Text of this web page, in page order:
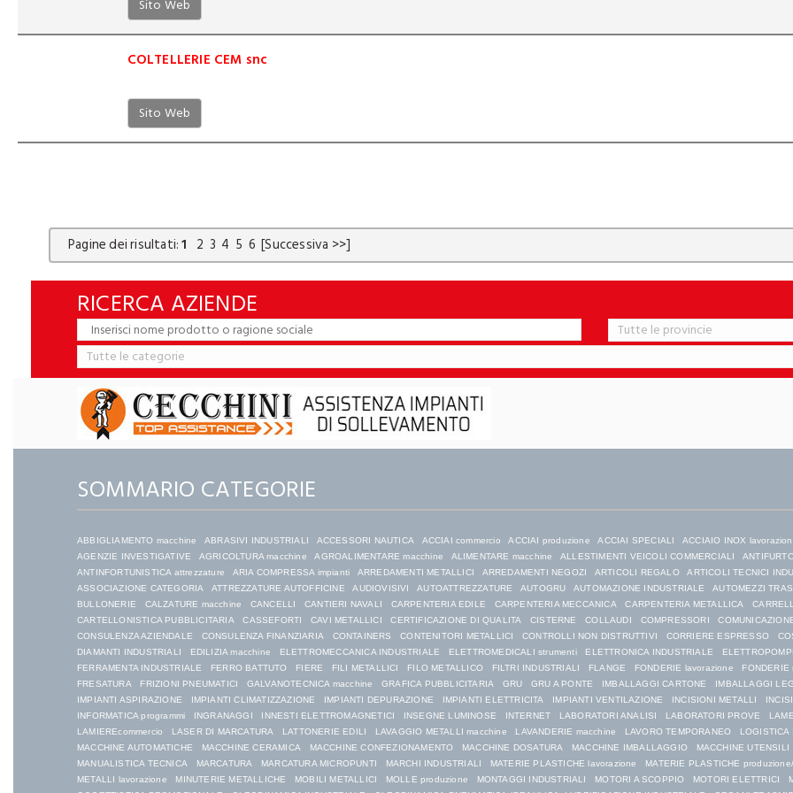
Sito Web
COLTELLERIE CEM snc
Sito Web
Pagine dei risultati:1 2 3 4 5 6 [Successiva >>]
RICERCA AZIENDE
SOMMARIO CATEGORIE
ABBIGLIAMENTO macchine ABRASIVI INDUSTRIALI ACCESSORI NAUTICA ACCIAI commercio ACCIAI produzione ACCIAI SPECIALI
ACCIAIO INOX
AGENZIE INVESTIGATIVE
AGRICOLTURA macchine AGROALIMENTARE macchine ALIMENTARE macchine ALLESTIMENTI VEICOLI COMMERCIALI
ANTINFORTUNISTICA attrezzature
ARIA COMPRESSA impianti ARREDAMENTI METALLICI ARREDAMENTI NEGOZI ARTICOLI REGALO
ARTICOLI TECNICI
ASSOCIAZIONE CATEGORIA
ATTREZZATURE AUTOFFICINE AUDIOVISIVI AUTOATTREZZATURE AUTOGRU AUTOMAZIONE INDUSTRIALE
AUTOMEZZI
BULLONERIE
CALZATURE macchine CANCELLI CANTIERI NAVALI CARPENTERIA EDILE CARPENTERIA MECCANICA CARPENTERIA METALLICA
CARTELLONISTICA PUBBLICITARIA
CASSEFORTI CAVI METALLICI CERTIFICAZIONE DI QUALITA CISTERNE COLLAUDI COMPRESSORI
CONSULENZA AZIENDALE
CONSULENZA FINANZIARIA CONTAINERS CONTENITORI METALLICI CONTROLLI NON DISTRUTTIVI CORRIERE ESPRESSO
DIAMANTI INDUSTRIALI
EDILIZIA macchine ELETTROMECCANICA INDUSTRIALE ELETTROMEDICALI strumenti ELETTRONICA INDUSTRIALE
FERRAMENTA INDUSTRIALE
FERRO BATTUTO FIERE FILI METALLICI FILO METALLICO FILTRI INDUSTRIALI FLANGE FONDERIE lavorazione
FONDERIE
FRESATURA
FRIZIONI PNEUMATICI GALVANOTECNICA macchine GRAFICA PUBBLICITARIA GRU GRU A PONTE IMBALLAGGI CARTONE
IMBALLAGGI
IMPIANTI ASPIRAZIONE
IMPIANTI CLIMATIZZAZIONE IMPIANTI DEPURAZIONE IMPIANTI ELETTRICITA IMPIANTI VENTILAZIONE INCISIONI METALLI
INFORMATICA programmi
INGRANAGGI INNESTI ELETTROMAGNETICI INSEGNE LUMINOSE INTERNET LABORATORI ANALISI LABORATORI PROVE
LAMIEREcommercio
LASER DI MARCATURA LATTONERIE EDILI LAVAGGIO METALLI macchine LAVANDERIE macchine LAVORO TEMPORANEO
LOGISTICA
MACCHINE AUTOMATICHE
MACCHINE CERAMICA MACCHINE CONFEZIONAMENTO MACCHINE DOSATURA MACCHINE IMBALLAGGIO
MACCHINE UTENSILI
MANUALISTICA TECNICA
MARCATURA MARCATURA MICROPUNTI MARCHI INDUSTRIALI MATERIE PLASTICHE lavorazione
MATERIE PLASTICHE
METALLI lavorazione
MINUTERIE METALLICHE MOBILI METALLICI MOLLE produzione MONTAGGI INDUSTRIALI MOTORI A SCOPPIO MOTORI ELETTRICI